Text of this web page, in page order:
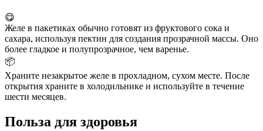
😋
Желе в пакетиках обычно готовят из фруктового сока и
сахара, используя пектин для создания прозрачной массы. Оно
более гладкое и полупрозрачное, чем варенье.
📦
Храните незакрытое желе в прохладном, сухом месте. После
открытия храните в холодильнике и используйте в течение
шести месяцев.
Польза для здоровья